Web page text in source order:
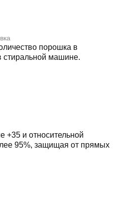
порошка в
стиральной машине.
+35 и относительной
95%, защищая от прямых